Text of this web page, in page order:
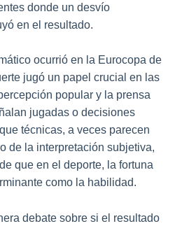
donde un desvío
en el resultado.
ocurrió en la Eurocopa de
jugó un papel crucial en las
popular y la prensa
jugadas o decisiones
técnicas, a veces parecen
de la interpretación subjetiva,
que en el deporte, la fortuna
como la habilidad.
debate sobre si el resultado